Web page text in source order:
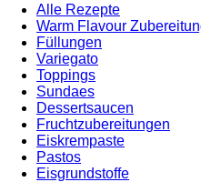
Alle Rezepte
Warm Flavour
Füllungen
Variegato
Toppings
Sundaes
Dessertsaucen
Fruchtzubereitungen
Eiskrempaste
Pastos
Eisgrundstoffe